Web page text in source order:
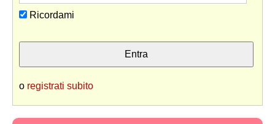
Ricordami
o registrati subito